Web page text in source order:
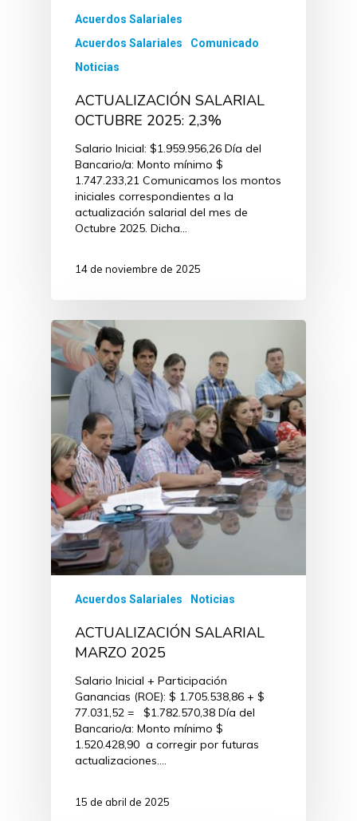
Acuerdos Salariales
Acuerdos Salariales
Comunicado
Noticias
ACTUALIZACIÓN SALARIAL
OCTUBRE 2025: 2,3%
Salario Inicial: $1.959.956,26 Día del
Bancario/a: Monto mínimo $
1.747.233,21 Comunicamos los montos
iniciales correspondientes a la
actualización salarial del mes de
Octubre 2025. Dicha…
14 de noviembre de 2025
Acuerdos Salariales Noticias
ACTUALIZACIÓN SALARIAL
MARZO 2025
Salario Inicial + Participación
Ganancias (ROE): $ 1.705.538,86 + $
77.031,52 = $1.782.570,38 Día del
Bancario/a: Monto mínimo $
1.520.428,90 a corregir por futuras
actualizaciones.…
15 de abril de 2025